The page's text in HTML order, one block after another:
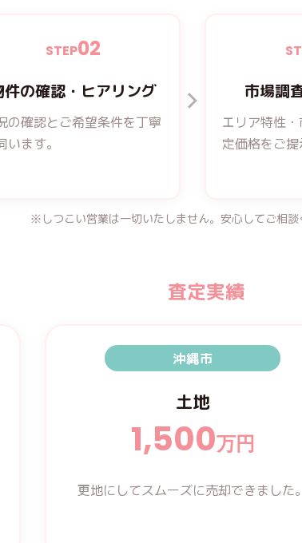
STEP02
件の確認・ヒアリング
の確認とご希望条件を丁寧
います。
市場調
エリア特性
定価格をご提
※しつこい営業は一切いたしません。 安心してご相談
査定実績
沖縄市
土地
1,500万円
更地にしてスムーズに売却できました。